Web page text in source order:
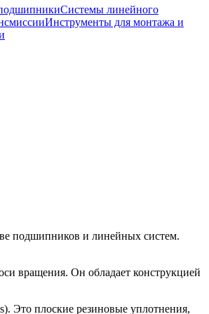
Системы линейного
Инструменты для монтажа и
подшипников и линейных систем.
вращения. Он обладает конструкцией
Это плоские резиновые уплотнения,